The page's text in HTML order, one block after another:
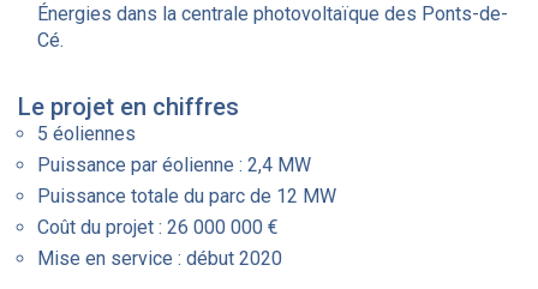
Énergies dans la centrale photovoltaïque des Ponts-de-
Cé.
Le projet en chiffres
5 éoliennes
Puissance par éolienne : 2,4 MW
Puissance totale du parc de 12 MW
Coût du projet : 26 000 000 €
Mise en service : début 2020